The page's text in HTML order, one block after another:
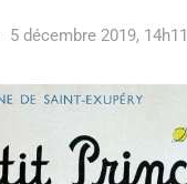
5 décembre 2019, 14h11